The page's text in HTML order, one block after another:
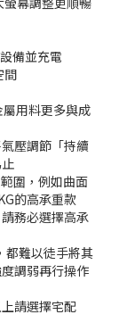
備並充電
間
用料更多與成
壓調節「持續
圍，例如曲面
的高承重款
務必選擇高承
都難以徒手將其
調弱再行操作
請選擇宅配